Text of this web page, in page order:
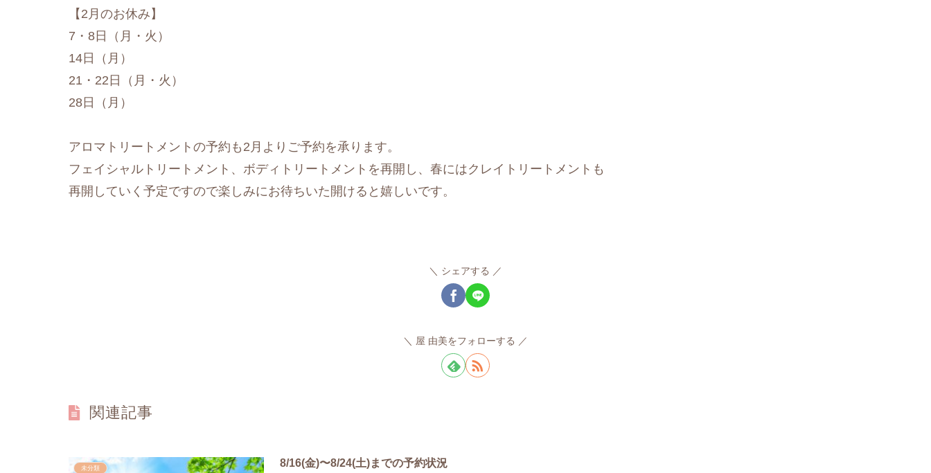
【2月のお休み】
7・8日（月・火）
14日（月）
21・22日（月・火）
28日（月）
アロマトリートメントの予約も2月よりご予約を承ります。
フェイシャルトリートメント、ボディトリートメントを再開し、春にはクレイトリートメントも
再開していく予定ですので楽しみにお待ちいた開けると嬉しいです。
シェアする
屋 由美をフォローする
関連記事
未分類 8/16(金)〜8/24(土)までの予約状況